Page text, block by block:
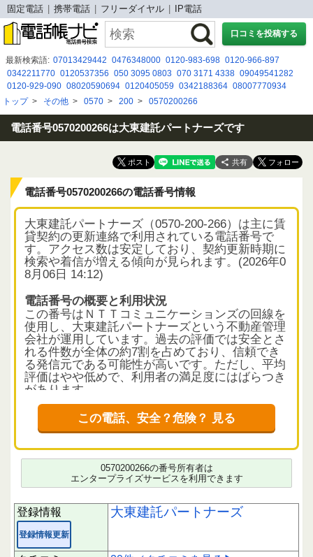
固定電話 携帯電話 フリーダイヤル IP電話
口コミを投稿する
最新検索語: 07013429442 0476348000 0120-983-698 0120-966-897
0342211770 0120537356 050 3095 0803 070 3171 4338 09049541282
0120-929-090 08020590694 0120405059 0342188364 08007770934
0800 777 0934
0120429313 08050448373 0120 595 019
080-0170-0187 05034940902 08066954583 07012477358 07091602315
05031233118
トップ> その他 > 0570 > 200 > 0570200266
電話番号0570200266は大東建託パートナーズです
共有
電話番号0570200266の電話番号情報
大東建託パートナーズ（0570-200-266）は主に賃
貸契約の更新連絡で利用されている電話番号で
す。アクセス数は安定しており、契約更新時期に
検索や着信が増える傾向が見られます。(2026年0
8月06日 14:12)
電話番号の概要と利用状況
この番号はＮＴＴコミュニケーションズの回線を
使用し、大東建託パートナーズという不動産管理
会社が運用しています。過去の評価では安全とさ
れる件数が全体の約7割を占めており、信頼でき
る発信元である可能性が高いです。ただし、平均
評価はやや低めで、利用者の満足度にはばらつき
があります。
着信の目的とユーザーの声
多くのクチコミから、賃貸契約の更新案内や手続
時期に電話がかかってくるため、該当する方は注
意して対応すると良いでしょう。一方で、間違い
電話や連絡がしつこいと感じる声もあり、通話料
がかかる点に不満を持つ利用者もいます。特に05
70番号は通話料が発信者負担となるため、留守電
がない場合や案内が不十分なケースでは注意が必
要です。
この電話、安全？危険？ 見る
0570200266の番号所有者は
エンタープライズサービスを利用できます
登録情報
登録情報更新
大東建託パートナーズ